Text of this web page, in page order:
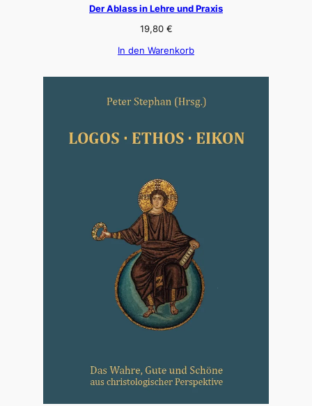
Der Ablass in Lehre und Praxis
19,80 €
In den Warenkorb